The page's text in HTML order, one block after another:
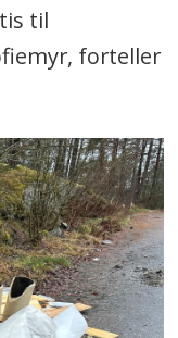
til
forteller